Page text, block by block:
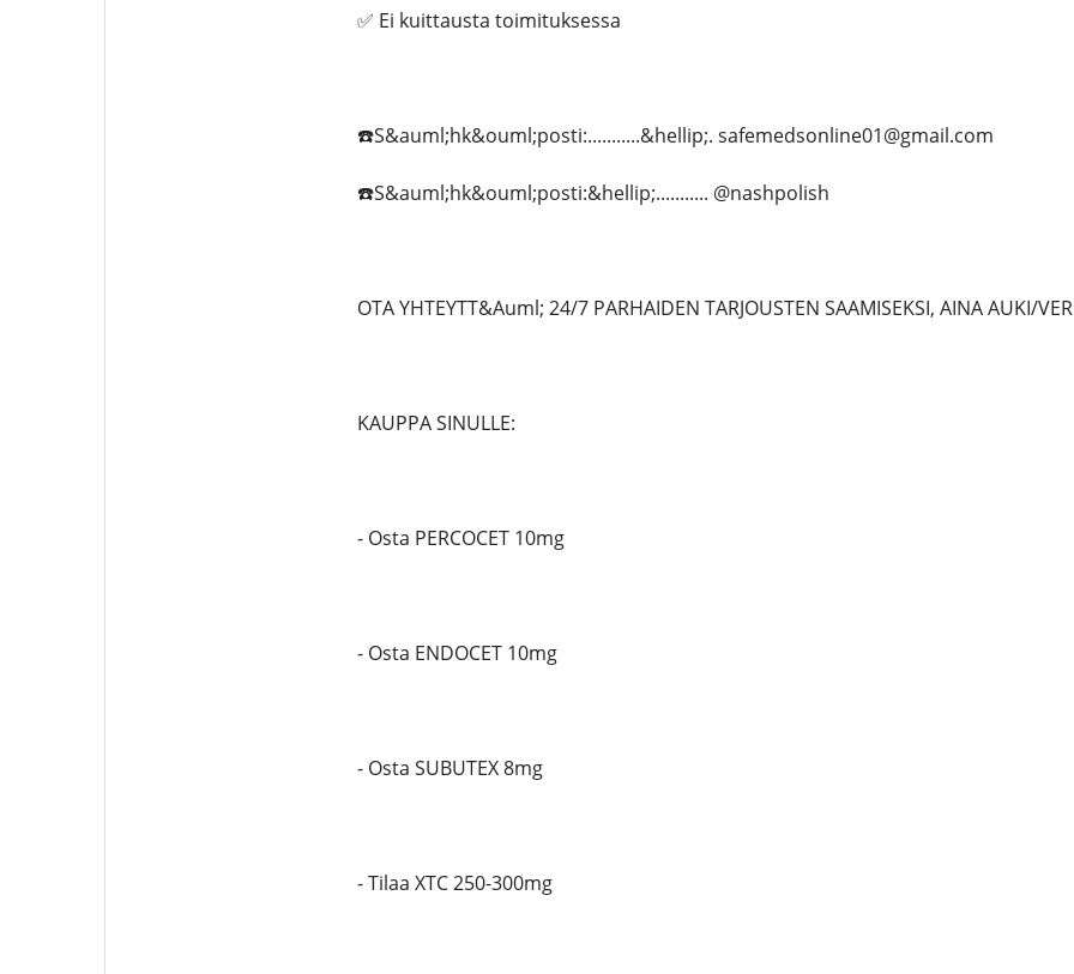
✅ Ei kuittausta toimituksessa
☎️S&auml;hk&ouml;posti:...........&hellip;. safemedsonline01@gmail.com
☎️S&auml;hk&ouml;posti:&hellip;........... @nashpolish
OTA YHTEYTT&Auml; 24/7 PARHAIDEN TARJOUSTEN SAAMISEKSI, AINA AUKI/
KAUPPA SINULLE:
- Osta PERCOCET 10mg
- Osta ENDOCET 10mg
- Osta SUBUTEX 8mg
- Tilaa XTC 250-300mg